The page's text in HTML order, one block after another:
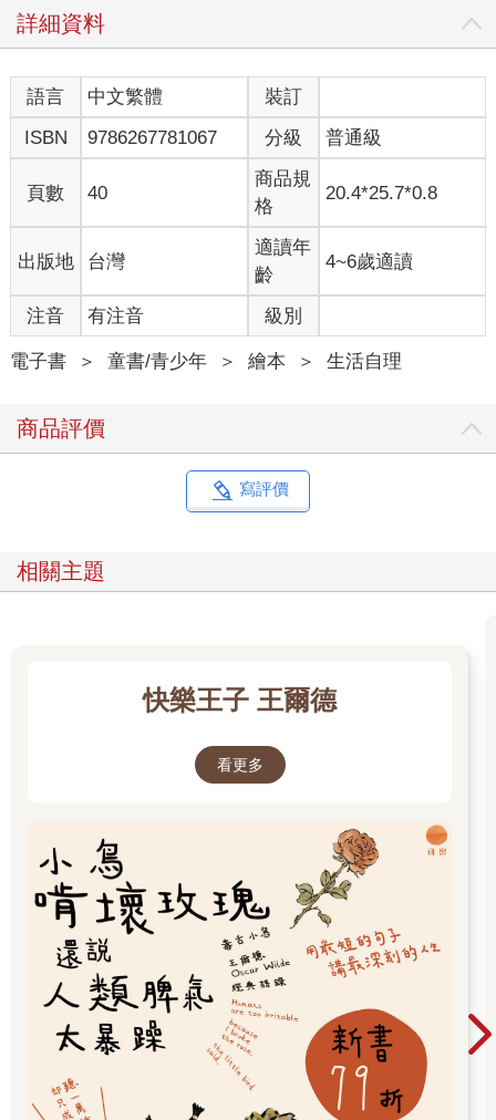
詳細資料
語言 中文繁體
裝訂
ISBN
9786267781067 分級 普通級
頁數 40
商品規
格
20.4*25.7*0.8
出版地 台灣
適讀年
齡
4~6歲適讀
注音 有注音 級別
電子書 ＞ 童書/青少年 ＞ 繪本 ＞ 生活自理
商品評價
寫評價
相關主題
快樂王子 王爾德
看更多